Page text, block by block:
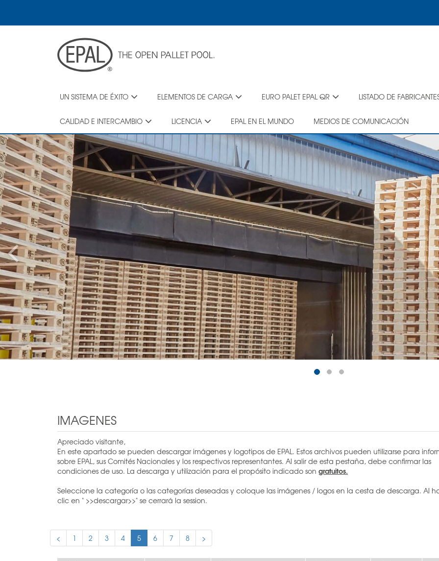
main
UN SISTEMA DE ÉXITO ELEMENTOS DE CARGA EURO PALET EPAL QR LISTADO DE
CALIDAD E INTERCAMBIO LICENCIA EPAL EN EL MUNDO MEDIOS DE COMUNICACIÓN
IMAGENES
Apreciado visitante,
En este apartado se pueden descargar imágenes y logotipos de EPAL. Estos archivos pueden utilizarse para
sobre EPAL, sus Comités Nacionales y los respectivos representantes. Al salir de esta pestaña, debe confirmar las
condiciones de uso. La descarga y utilización para el propósito indicado son gratuitos.
Seleccione la categoría o las categorías deseadas y coloque las imágenes / logos en la cesta de descarga. Al
clic en " >>descargar>>" se cerrará la session.
< 1 2 3 4 5 6 7 8 >